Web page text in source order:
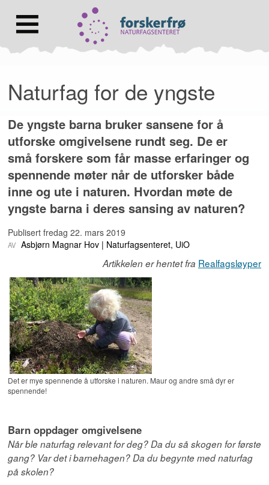
Hovedmeny
til
forsiden
Naturfag for de yngste
De yngste barna bruker sansene for å
utforske omgivelsene rundt seg. De er
små forskere som får masse erfaringer og
spennende møter når de utforsker både
inne og ute i naturen. Hvordan møte de
yngste barna i deres sansing av naturen?
Publisert fredag 22. mars 2019
Asbjørn Magnar Hov
Naturfagsenteret, UiO
Artikkelen er hentet fra Realfagsløyper
Det er mye spennende å utforske i naturen. Maur og andre små dyr er
spennende!
Barn oppdager omgivelsene
Når ble naturfag relevant for deg? Da du så skogen for første
gang? Var det i barnehagen? Da du begynte med naturfag
på skolen?